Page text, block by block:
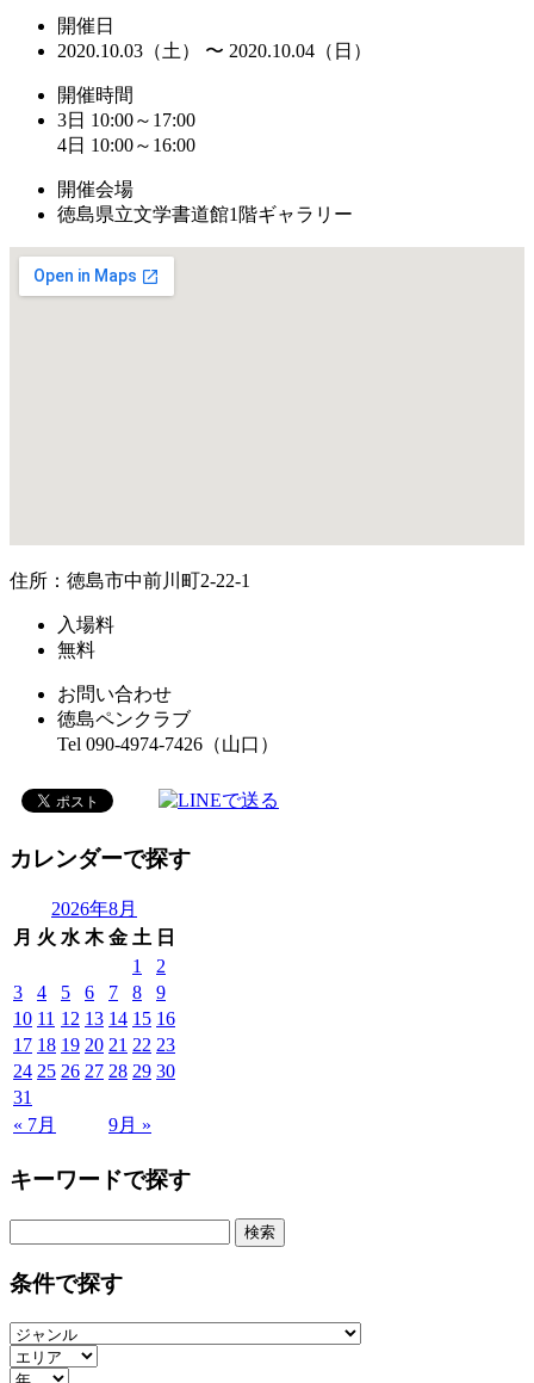
開催日
2020.10.03（土） 〜 2020.10.04（日）
開催時間
3日 10:00～17:00
4日 10:00～16:00
開催会場
徳島県立文学書道館1階ギャラリー
住所：徳島市中前川町2-22-1
入場料
無料
お問い合わせ
徳島ペンクラブ
Tel 090-4974-7426（山口）
カレンダーで探す
2026年8月
月 火 水 木 金 土 日
« 7月 9月 »
1
2
3
4 5 6 7 8
9
10 11 12 13 14 15 16
17 18 19 20 21 22 23
24 25 26 27 28 29 30
31
キーワードで探す
条件で探す